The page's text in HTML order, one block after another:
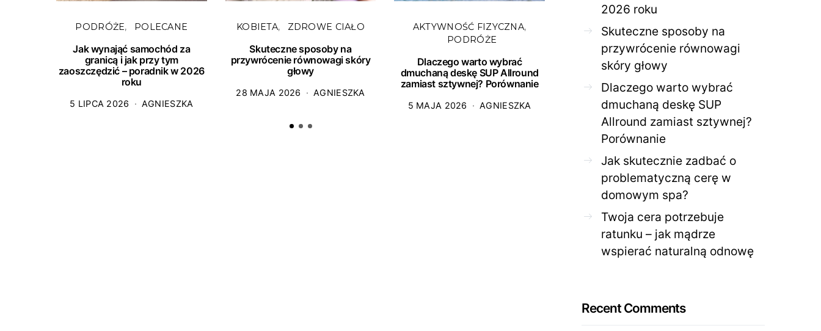
PODRÓŻE POLECANE
Jak wynająć samochód za
granicą i jak przy tym
zaoszczędzić – poradnik w 2026
roku
5 LIPCA 2026 AGNIESZKA
KOBIETA ZDROWE CIAŁO
Skuteczne sposoby na
przywrócenie równowagi skóry
głowy
28 MAJA 2026 AGNIESZKA
AKTYWNOŚĆ FIZYCZNA
PODRÓŻE
Dlaczego warto wybrać
dmuchaną deskę SUP Allround
zamiast sztywnej? Porównanie
5 MAJA 2026 AGNIESZKA
ZDROWE CIAŁO
Jak skutecznie zadbać o
problematyczną cerę w
domowym spa?
28 KWIETNIA 2026 AGNIESZKA
Twoja cera
2026 roku
Skuteczne sposoby na
przywrócenie równowagi
skóry głowy
Dlaczego warto wybrać
dmuchaną deskę SUP
Allround zamiast sztywnej?
Porównanie
Jak skutecznie zadbać o
problematyczną cerę w
domowym spa?
Twoja cera potrzebuje
ratunku – jak mądrze
wspierać naturalną odnowę
Recent Comments